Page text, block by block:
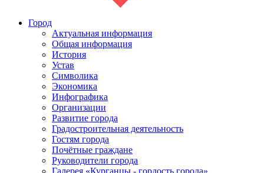
Город
Актуальная информация
Общая информация
История
Устав
Символика
Экономика
Инфографика
Организации
Развитие города
Градостроительная деятельность
Гостям города
Почётные граждане
Руководители города
Галерея «Курганцы - гордость города»